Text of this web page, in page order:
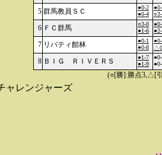
5 群馬教員ＳＣ
●0-2
●0-4
6 ＦＣ群馬
○3-0
●1-6
7 リバティ館林
●0-1
●0-8
8 ＢＩＧ ＲＩＶＥＲＳ
●1-7
●1-9
(○[勝]:勝点3,△[
ャレンジャーズ